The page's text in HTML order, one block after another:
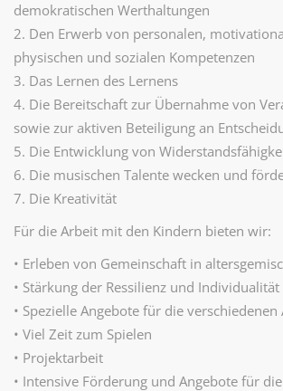
demokratischen Werthaltungen
2. Den Erwerb von personalen,
physischen und sozialen Kompetenzen
3. Das Lernen des Lernens
4. Die Bereitschaft zur Übernahme von
sowie zur aktiven Beteiligung an
5. Die Entwicklung von
6. Die musischen Talente wecken und
7. Die Kreativität
Für die Arbeit mit den Kindern bieten wir:
• Erleben von Gemeinschaft in
• Stärkung der Ressilienz und Individualität
• Spezielle Angebote für die
• Viel Zeit zum Spielen
• Projektarbeit
• Intensive Förderung und Angebote für